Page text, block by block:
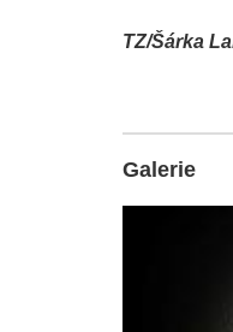
TZ/Šárka
Galerie